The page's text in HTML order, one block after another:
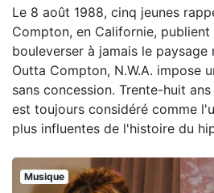
Le 8 août 1988, cinq jeunes
Compton, en Californie, publient
bouleverser à jamais le paysage
Outta Compton, N.W.A. impose
sans concession. Trente-huit
est toujours considéré comme
plus influentes de l'histoire du
Musique